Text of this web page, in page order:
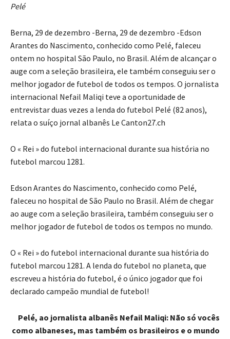
Pelé
Berna, 29 de dezembro -Berna, 29 de dezembro -Edson
Arantes do Nascimento, conhecido como Pelé, faleceu
ontem no hospital São Paulo, no Brasil. Além de alcançar o
auge com a seleção brasileira, ele também conseguiu ser o
melhor jogador de futebol de todos os tempos. O jornalista
internacional Nefail Maliqi teve a oportunidade de
entrevistar duas vezes a lenda do futebol Pelé (82 anos),
relata o suíço jornal albanês Le Canton27.ch
O « Rei » do futebol internacional durante sua história no
futebol marcou 1281.
Edson Arantes do Nascimento, conhecido como Pelé,
faleceu no hospital de São Paulo no Brasil. Além de chegar
ao auge com a seleção brasileira, também conseguiu ser o
melhor jogador de futebol de todos os tempos no mundo.
O « Rei » do futebol internacional durante sua história do
futebol marcou 1281. A lenda do futebol no planeta, que
escreveu a história do futebol, é o único jogador que foi
declarado campeão mundial de futebol!
Pelé, ao jornalista albanês Nefail Maliqi: Não só vocês
como albaneses, mas também os brasileiros e o mundo